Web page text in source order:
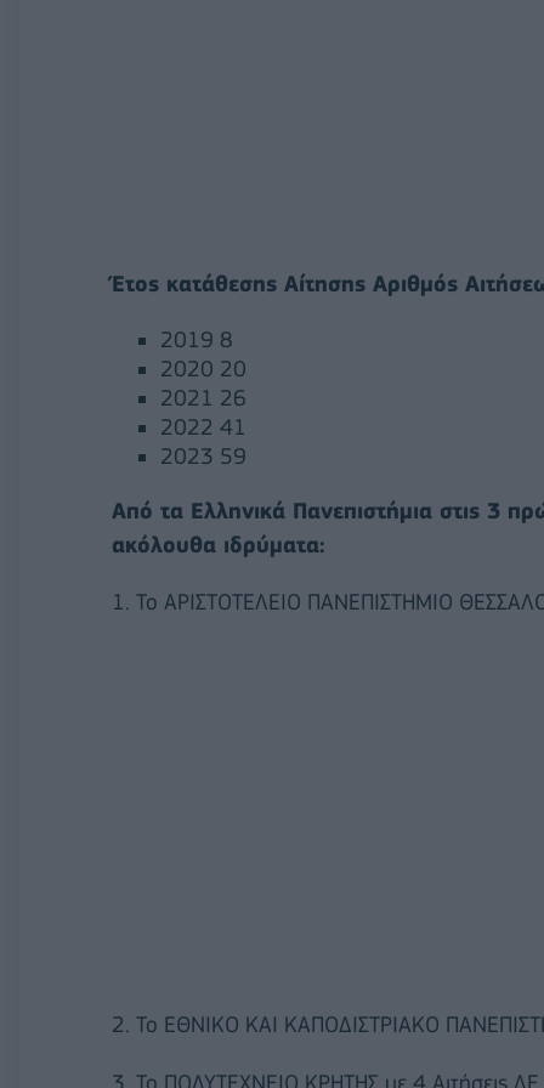
Έτος κατάθεσης Αίτησης Αριθμός
2019 8
2020 20
2021 26
2022 41
2023 59
Από τα Ελληνικά Πανεπιστήμια στις 3
ακόλουθα ιδρύματα:
1. Το ΑΡΙΣΤΟΤΕΛΕΙΟ ΠΑΝΕΠΙΣΤΗΜΙΟ
2. Το ΕΘΝΙΚΟ ΚΑΙ ΚΑΠΟΔΙΣΤΡΙΑΚΟ
3. Το ΠΟΛΥΤΕΧΝΕΙΟ ΚΡΗΤΗΣ με 4 Αιτήσεις ΔΕ